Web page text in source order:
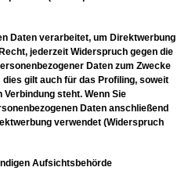
Daten verarbeitet, um Direktwerbung
jederzeit Widerspruch gegen die
Daten zum Zwecke
gilt auch für das Profiling, soweit
steht. Wenn Sie
Daten anschließend
verwendet (Widerspruch
Aufsichtsbehörde